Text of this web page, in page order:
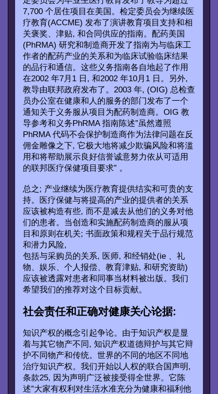
7,700 个居住项目在美国。检定委员会为继续医
疗教育(ACCME) 发布了演讲教育项目支持和相
关褒奖、津贴, 和合同供应的指南。配药美国
(PhRMA) 研究和制造商开发了指南为与临床工
作者的配药产业的关系和为临床试验临床结果
的品行和通信。这些义务指南各自地起了作用
在2002 年7月1 日, 和2002 年10月1 日。另外,
教导由联邦政府发布了。2003 年, (OIG) 总检查
员办公室在健康和人的服务的部门发布了一个
通知关于义务服从项目为配药制造商。OIG 教
导参考和义务PhRMA 指南陈述”虽然遵照
PhRMA 代码不会保护制造商作为法律问题在反
佣金雕像之下, 它极大地将减少欺骗风险和将滥
用和将帮助展示良好信誉诚意努力依从可适用
的联邦医疗保健项目要求” 。
总之; 产业继续为医疗教育提供结实和可贵的支
持。医疗保健与将提高的产业的提供者的关系
应该被构造有些, 而不是减去从他们的义务对他
们的患者。当创造和实施配药制造商的服从项
目和原则在机关; 书面政策和规程关于品行规范
和潜力风险,
包括与采购员的关系, 医师, 和经销处(ie 、礼
物、娱乐、个人报偿、教育津贴, 和研究资助)
应该被透露对患者和同事当材料被出版。我们
希望我们的推荐对这个目标贡献。
社会责任和正确对健康关心论据:
知识产权的概念引起争论。由于知识产权是显
着与其它物产不同, 知识产权道德辩护与其它辩
护不同物产和传统。世界的不同的地区不同地
治疗知识产权。我们开始以人权的联合国声明,
条款25, 因为声明广泛被接受得全世界。它陈
述”大家有权利对生活水准充分为健康和福利他